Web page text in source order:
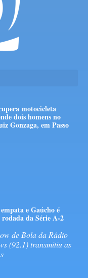
motocicleta
dois homens no
Gonzaga, em Passo
e Gaúcho é
da Série A-2
de Bola da Rádio
(92.1) transmitiu as